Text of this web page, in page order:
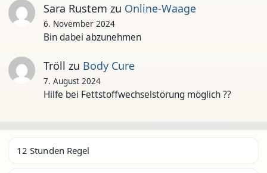
Sara Rustem zu Online-Waage
6. November 2024
Bin dabei abzunehmen
Tröll zu Body Cure
7. August 2024
Hilfe bei Fettstoffwechselstörung möglich ??
12 Stunden Regel